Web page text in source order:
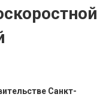
Санкт-